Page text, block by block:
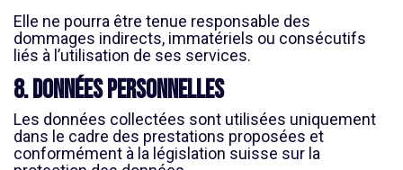
Elle ne pourra être tenue responsable des
dommages indirects, immatériels ou consécutifs
liés à l’utilisation de ses services.
8. Données personnelles
Les données collectées sont utilisées uniquement
dans le cadre des prestations proposées et
conformément à la législation suisse sur la